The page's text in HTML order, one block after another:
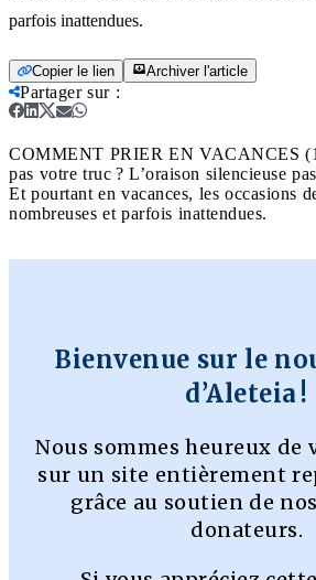
parfois inattendues.
Copier le lien Archiver l'article
Partager sur:
COMMENT PRIER EN VACANCES
pas votre truc ? L’oraison silencieuse
Et pourtant en vacances, les occasions
nombreuses et parfois inattendues.
Bienvenue sur le
d’Aleteia !
Nous sommes heureux de
sur un site entièrement
grâce au soutien de
donateurs.